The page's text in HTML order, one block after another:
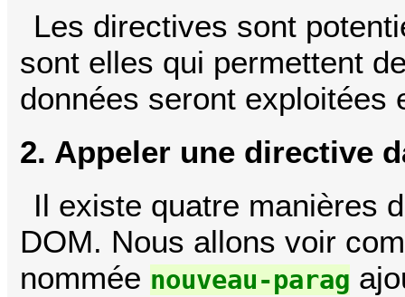
Les directives sont
sont elles qui permettent
données seront exploitées
2. Appeler une directive
Il existe quatre manières
DOM. Nous allons voir
nommée nouveau-parag